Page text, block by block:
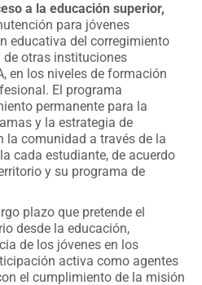
a la educación superior,
para jóvenes
educativa del corregimiento
de otras instituciones
en los niveles de formación
El programa
permanente para la
y la estrategia de
la comunidad a través de la
cada estudiante, de acuerdo
y su programa de
plazo que pretende el
desde la educación,
de los jóvenes en los
activa como agentes
el cumplimiento de la misión